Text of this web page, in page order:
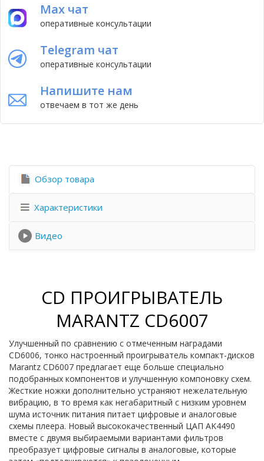
Max чат
оперативные консультации
Telegram чат
оперативные консультации
Напишите нам
отвечаем в тот же день
Обзор товара
Характеристики
Видео
CD ПРОИГРЫВАТЕЛЬ
MARANTZ CD6007
Улучшенный по сравнению с отмеченным наградами
CD6006, тонко настроенный проигрыватель компакт-дисков
Marantz CD6007 предлагает еще больше специально
подобранных компонентов и улучшенную компоновку схем.
Жесткие ножки дополнительно устраняют нежелательную
вибрацию, в то время как негабаритный с низким уровнем
шума источник питания питает цифровые и аналоговые
схемы плеера. Новый высококачественный ЦАП AK4490
вместе с двумя выбираемыми вариантами фильтров
преобразует цифровые сигналы в аналоговые, которые